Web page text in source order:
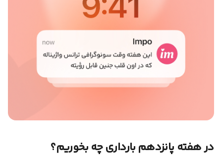
در هفته پانزدهم بارداری چه بخوریم؟